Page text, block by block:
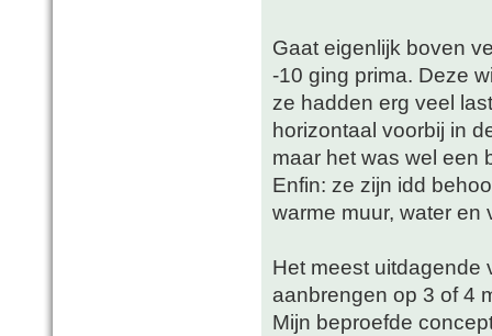
Gaat eigenlijk boven
-10 ging prima. Deze
ze hadden erg veel
horizontaal voorbij in
maar het was wel een
Enfin: ze zijn idd
warme muur, water en
Het meest uitdagende
aanbrengen op 3 of 4
Mijn beproefde